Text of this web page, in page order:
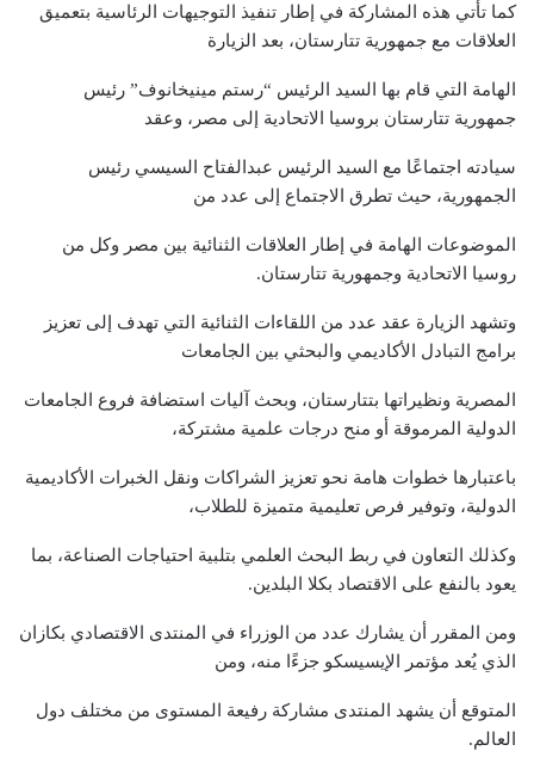
كما تأتي هذه المشاركة في إطار تنفيذ التوجيهات الرئاسية بتعميق
العلاقات مع جمهورية تتارستان، بعد الزيارة
الهامة التي قام بها السيد الرئيس “رستم مينيخانوف” رئيس
جمهورية تتارستان بروسيا الاتحادية إلى مصر، وعقد
سيادته اجتماعًا مع السيد الرئيس عبدالفتاح السيسي رئيس
الجمهورية، حيث تطرق الاجتماع إلى عدد من
الموضوعات الهامة في إطار العلاقات الثنائية بين مصر وكل من
روسيا الاتحادية وجمهورية تتارستان.
وتشهد الزيارة عقد عدد من اللقاءات الثنائية التي تهدف إلى تعزيز
برامج التبادل الأكاديمي والبحثي بين الجامعات
المصرية ونظيراتها بتتارستان، وبحث آليات استضافة فروع الجامعات
الدولية المرموقة أو منح درجات علمية مشتركة،
باعتبارها خطوات هامة نحو تعزيز الشراكات ونقل الخبرات الأكاديمية
الدولية، وتوفير فرص تعليمية متميزة للطلاب،
وكذلك التعاون في ربط البحث العلمي بتلبية احتياجات الصناعة، بما
يعود بالنفع على الاقتصاد بكلا البلدين.
ومن المقرر أن يشارك عدد من الوزراء في المنتدى الاقتصادي بكازان
الذي يُعد مؤتمر الإيسيسكو جزءًا منه، ومن
المتوقع أن يشهد المنتدى مشاركة رفيعة المستوى من مختلف دول
العالم.